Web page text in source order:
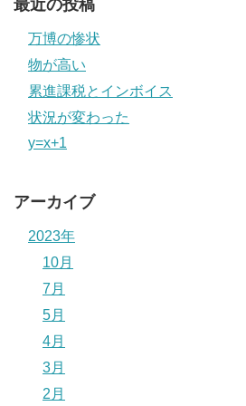
最近の投稿
万博の惨状
物が高い
累進課税とインボイス
状況が変わった
y=x+1
アーカイブ
2023年
10月
7月
5月
4月
3月
2月